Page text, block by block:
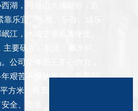
，与乐山大佛毗邻，近
乐宜、乐雅、乐自、成乐
江，水陆交通极为便捷。
要研发、制造：碾米机、
公司全体员工齐心协力，
艰苦不懈的努力，发展到
方米，有员工200多人。
全、质量、生产、经营等